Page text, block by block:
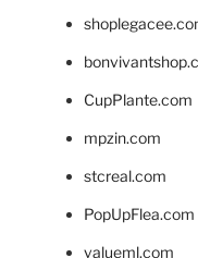
CupPlante.com
mpzin.com
stcreal.com
PopUpFlea.com
valueml.com